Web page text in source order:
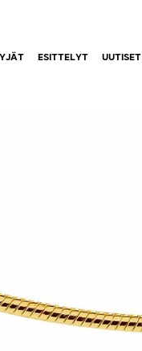
ESITTELYT UUTISET